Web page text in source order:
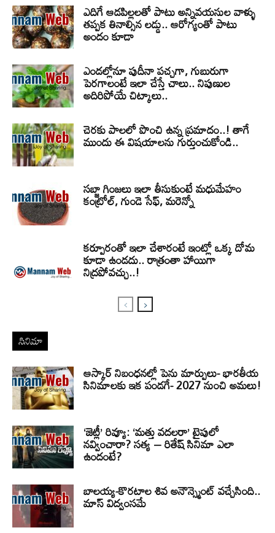
ఎదిగే ఆడపిల్లలతో పాటు అన్నివయసుల వాళ్ళు
తప్పక తినాల్సిన లడ్డు.. ఆరోగ్యంతో పాటు
అందం కూడా
ఎండల్లోనూ పుదీనా పచ్చగా, గుబురుగా
పెరగాలంటే ఇలా చేస్తే చాలు.. నిపుణుల
అదిరిపోయే చిట్కాలు..
చెరకు పాలలో పొంచి ఉన్న ప్రమాదం..! తాగే
ముందు ఈ విషయాలను గుర్తుంచుకోండి..
సబ్జా గింజలు ఇలా తీసుకుంటే మధుమేహం
కంట్రోల్, గుండె సేఫ్, మరెన్నో
కర్పూరంతో ఇలా చేశారంటే ఇంట్లో ఒక్క దోమ
కూడా ఉండదు.. రాత్రంతా హాయిగా
నిద్రపోవచ్చు..!
సినిమా
ఆస్కార్ నిబంధనల్లో పెను మార్పులు- భారతీయ
సినిమాలకు ఇక పండగే- 2027 నుంచి అమలు!
‘జెట్లీ’ రివ్యూ: ‘మత్తు వదలరా’ టైపులో
నవ్వించారా? సత్య – రితేష్ సినిమా ఎలా
ఉందంటే?
బాలయ్య-కొరటాల శివ అనౌన్స్మెంట్ వచ్చేసింది..
మాస్ విద్వంసమే